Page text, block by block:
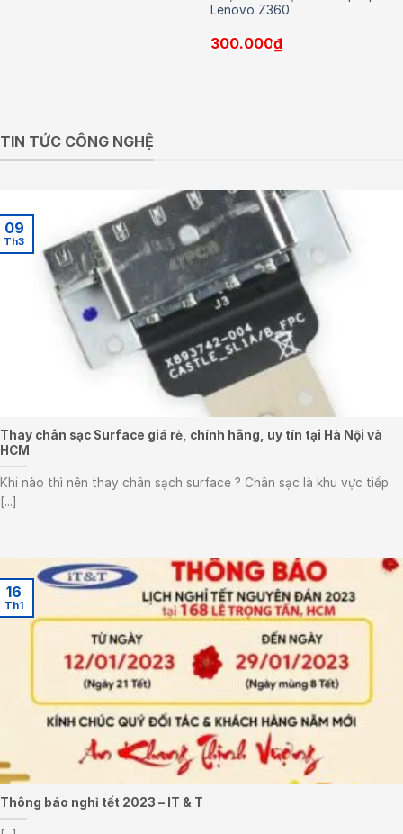
Lenovo Z360
300.000₫
TIN TỨC CÔNG NGHỆ
Thay chân sạc Surface giá rẻ, chính hãng, uy tín tại Hà Nội và
HCM
Khi nào thì nên thay chân sạch surface ? Chân sạc là khu vực tiếp
[...]
09
Th3
Thông báo nghỉ tết 2023 – IT & T
16
Th1